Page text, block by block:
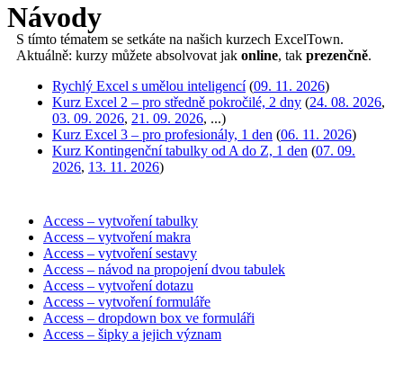
Návody
S tímto tématem se setkáte na našich kurzech ExcelTown.
Aktuálně: kurzy můžete absolvovat jak online, tak prezenčně.
Rychlý Excel s umělou inteligencí(09. 11. 2026)
Kurz Excel 2 – pro středně pokročilé, 2 dny (24. 08. 2026,
03. 09. 2026, 21. 09. 2026, ...)
Kurz Excel 3 – pro profesionály, 1 den (06. 11. 2026)
Kurz Kontingenční tabulky od A do Z, 1 den (07. 09.
2026, 13. 11. 2026)
Access – vytvoření tabulky
Access – vytvoření makra
Access – vytvoření sestavy
Access – návod na propojení dvou tabulek
Access – vytvoření dotazu
Access – vytvoření formuláře
Access – dropdown box ve formuláři
Access – šipky a jejich význam